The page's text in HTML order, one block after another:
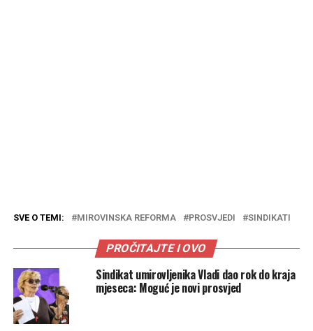
SVE O TEMI: MIROVINSKA REFORMA PROSVJEDI SINDIKATI
PROČITAJTE I OVO
Sindikat umirovljenika Vladi dao rok do kraja
mjeseca: Moguć je novi prosvjed